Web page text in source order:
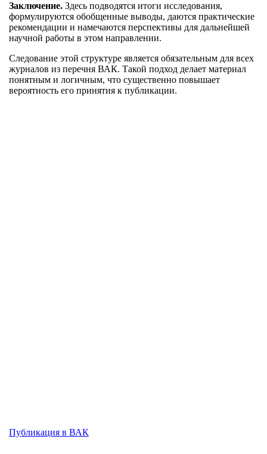
Заключение. Здесь подводятся итоги исследования,
формулируются обобщенные выводы, даются практические
рекомендации и намечаются перспективы для дальнейшей
научной работы в этом направлении.
Следование этой структуре является обязательным для всех
журналов из перечня ВАК. Такой подход делает материал
понятным и логичным, что существенно повышает
вероятность его принятия к публикации.
Публикация в ВАК